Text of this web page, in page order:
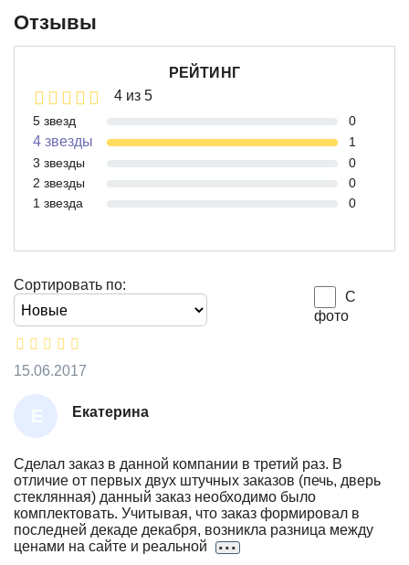
Отзывы
РЕЙТИНГ
4 из 5
5 звезд 0
4 звезды
1
3 звезды
0
2 звезды
0
1 звезда
0
Сортировать по:
С
фото
Е
К
А
Т
Е
Р
Екатерина
15.06.2017
Сделал заказ в данной компании в третий раз. В
отличие от первых двух штучных заказов (печь, дверь
стеклянная) данный заказ необходимо было
комплектовать. Учитывая, что заказ формировал в
последней декаде декабря, возникла разница между
ценами на сайте и реальной
...